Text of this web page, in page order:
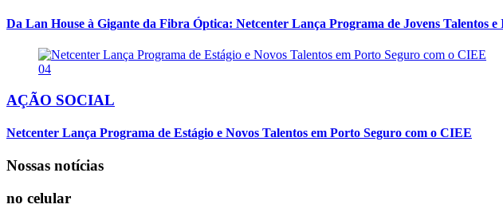
Da Lan House à Gigante da Fibra Óptica: Netcenter Lança Programa de Jovens Talentos e
04
AÇÃO SOCIAL
Netcenter Lança Programa de Estágio e Novos Talentos em Porto Seguro com o CIEE
Nossas notícias
no celular